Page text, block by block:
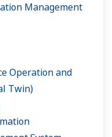
Management
Operation and
Twin)